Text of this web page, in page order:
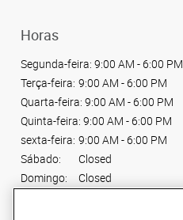
Horas
Segunda-feira: 9:00 AM - 6:00 PM
Terça-feira: 9:00 AM - 6:00 PM
Quarta-feira: 9:00 AM - 6:00 PM
Quinta-feira: 9:00 AM - 6:00 PM
sexta-feira: 9:00 AM - 6:00 PM
Sábado:
Closed
Domingo:
Closed